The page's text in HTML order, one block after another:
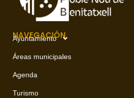
NAVEGACIÓN
Ayuntamiento
Áreas municipales
Agenda
Turismo